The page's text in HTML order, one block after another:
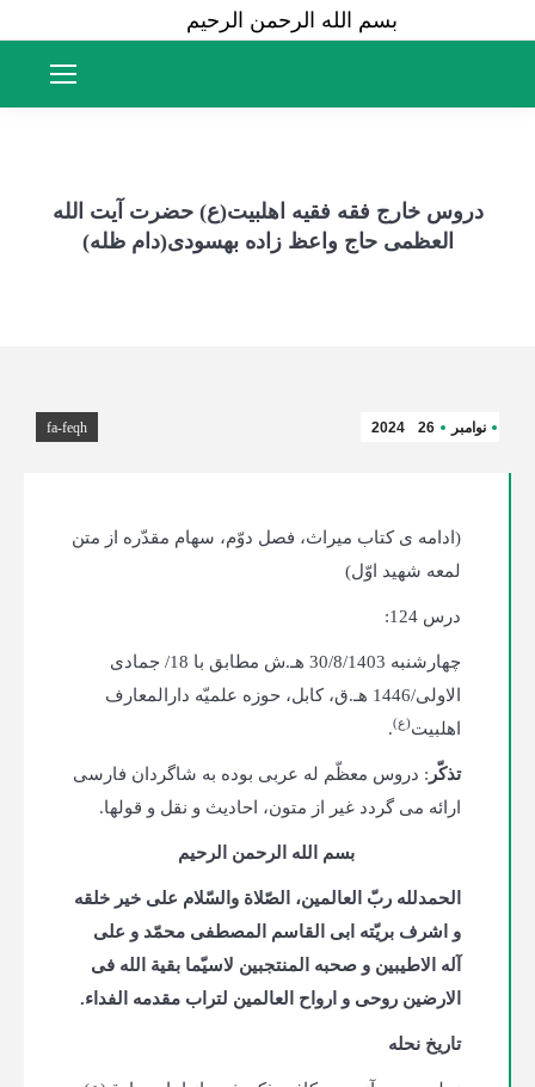
بسم الله الرحمن الرحیم
دروس خارج فقه فقیه اهلبیت(ع) حضرت آیت الله
العظمی حاج واعظ زاده بهسودی(دام ظله)
نوامبر 26
2024
fa-feqh
(ادامه ی کتاب میراث، فصل دوّم، سهام مقدّره از متن
لمعه شهید اوّل)
درس 124:
چهارشنبه 30/8/1403 هـ.ش مطابق با 18/ جمادی
الاولی/1446 هـ.ق، کابل، حوزه علمیّه دارالمعارف
اهلبیت(ع).
تذکّر : دروس معظّم له عربی بوده به شاگردان فارسی
ارائه می گردد غیر از متون، احادیث و نقل و قول­ها.
بسم الله الرحمن الرحیم
الحمدلله ربّ العالمین، الصّلاة والسّلام علی خیر خلقه
و اشرف بریّته ابی القاسم المصطفی محمّد و علی
آله الاطیبین و صحبه المنتجبین لاسیّما بقیة الله فی
الارضین روحی و ارواح العالمین لتراب مقدمه الفداء.
تاریخ نحله